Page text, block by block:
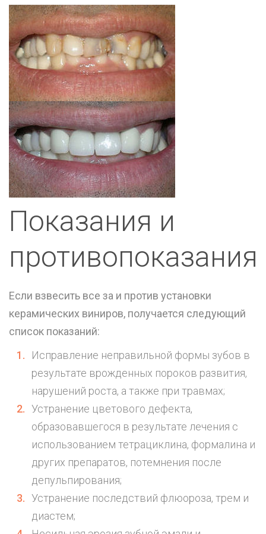
Показания и
противопоказания
Если взвесить все за и против установки
керамических виниров, получается следующий
список показаний:
Исправление неправильной формы зубов в
результате врожденных пороков развития,
нарушений роста, а также при травмах;
Устранение цветового дефекта,
образовавшегося в результате лечения с
использованием тетрациклина, формалина и
других препаратов, потемнения после
депульпирования;
Устранение последствий флюороза, трем и
диастем;